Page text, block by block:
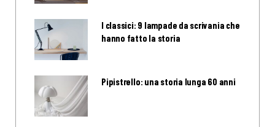
I classici: 9 lampade da scrivania che
hanno fatto la storia
Pipistrello: una storia lunga 60 anni